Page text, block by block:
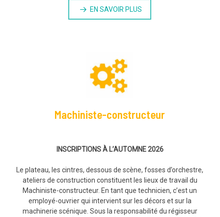
EN SAVOIR PLUS
Machiniste-constructeur
INSCRIPTIONS À L’AUTOMNE 2026
Le plateau, les cintres, dessous de scène, fosses d’orchestre,
ateliers de construction constituent les lieux de travail du
Machiniste-constructeur. En tant que technicien, c’est un
employé-ouvrier qui intervient sur les décors et sur la
machinerie scénique. Sous la responsabilité du régisseur